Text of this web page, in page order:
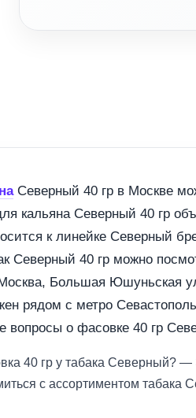
Северный 40 гр в Москве
кальяна Северный 40 гр
к линейке Северный
Северный 40 гр можно
Большая Юшуньская
рядом с метро
вопросы о фасовке 40 гр
40 гр у табака Северный?
с ассортиментом